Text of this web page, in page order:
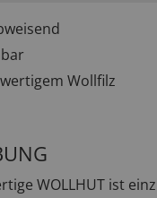
Wollfilz
WOLLHUT ist